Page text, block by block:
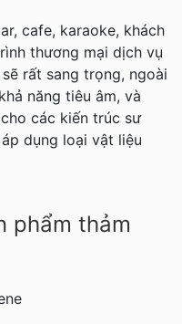
cafe, karaoke, khách
thương mại dịch vụ
rất sang trọng, ngoài
năng tiêu âm, và
các kiến trúc sư
dụng loại vật liệu
phẩm thảm